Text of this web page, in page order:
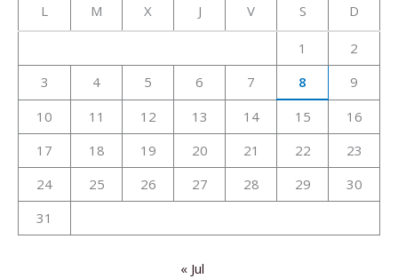
L M X J V S D
1
2
3
4 5 6 7 8
9
10
11 12 13 14 15
16
17
18 19 20 21 22
23
24
25 26 27 28 29
30
31
« Jul